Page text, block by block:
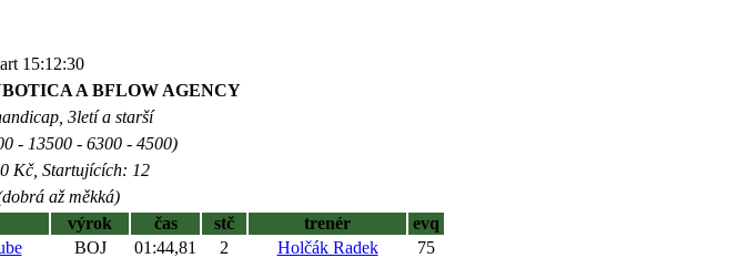
15:12:30
A BFLOW AGENCY
3letí a starší
- 13500 - 6300 - 4500)
Kč, Startujících: 12
až měkká)
výrok čas stč trenér
evq
BOJ 01:44,81 2 Holčák Radek
75